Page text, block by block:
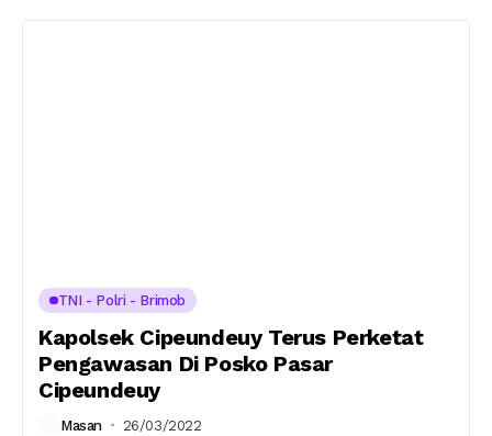
TNI - Polri - Brimob
Kapolsek Cipeundeuy Terus Perketat
Pengawasan Di Posko Pasar
Cipeundeuy
Masan 26/03/2022